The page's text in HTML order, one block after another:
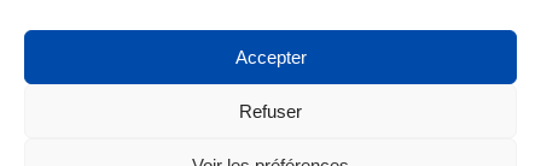
Accepter
Refuser
FFSE
Suivez-nous sur les réseaux !